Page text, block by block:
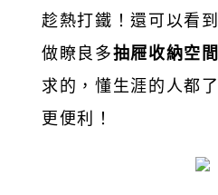
趁熱打鐵！還可以看
做瞭良多抽屜收納空間
求的，懂生涯的人都
更便利！